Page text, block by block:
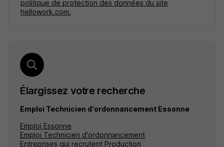
politique de protection des données du site
hellowork.com.
Élargissez votre recherche
Emploi Technicien d'ordonnancement Essonne
Emploi Essonne
Emploi Technicien d'ordonnancement
Entreprises qui recrutent Production